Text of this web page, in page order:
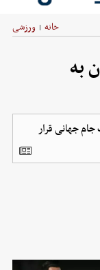
خانه | ورزشی
به
جهانی قرار